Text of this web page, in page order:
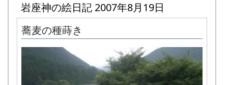
職員でもなく、都会からボランティアでやって来
てくれている「蕎麦打ち道」に身を献げたサーク
ルの人たちです。棚田オーナー「オードブルの
会」のコネで、毎年お世話になっています。
挽き立ての蕎麦粉を使った手打ちの蕎麦、おいし
岩座神の絵日記 2007年8月19日
蕎麦の種蒔き